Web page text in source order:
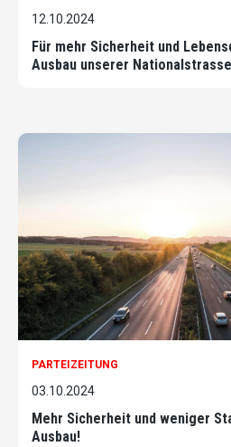
12.10.2024
Für mehr Sicherheit und
Ausbau unserer
PARTEIZEITUNG
03.10.2024
Mehr Sicherheit und weniger
Ausbau!